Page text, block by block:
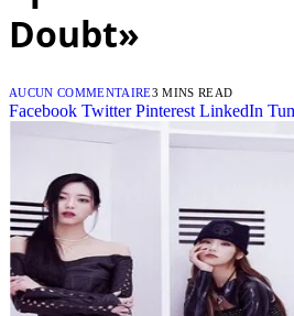
Doubt»
AUCUN COMMENTAIRE3 MINS READ
Facebook Twitter Pinterest LinkedIn